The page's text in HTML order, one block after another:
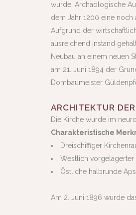
wurde. Archäologische
dem Jahr 1200 eine noch
Aufgrund der
ausreichend instand
Neubau an einem neuen
am 21. Juni 1894 der
Dombaumeister
ARCHITEKTUR
Die Kirche wurde im
Charakteristische
Dreischiffiger
Westlich vorgelagerter
Östliche halbrunde
Am 2. Juni 1896 wurde